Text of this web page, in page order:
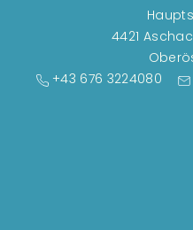
4421
+43 676 3224080